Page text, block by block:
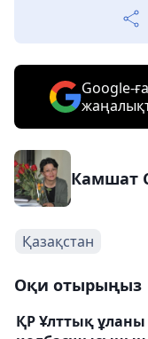
Google-
Камшат
Қазақстан
Оқи отырыңыз
ҚР Ұлттық ұланы